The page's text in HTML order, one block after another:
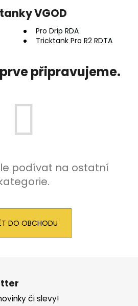
VGOD
Pro Drip RDA
Tricktank Pro R2 RDTA
připravujeme.
podívat na ostatní
DO OBCHODU
či slevy!